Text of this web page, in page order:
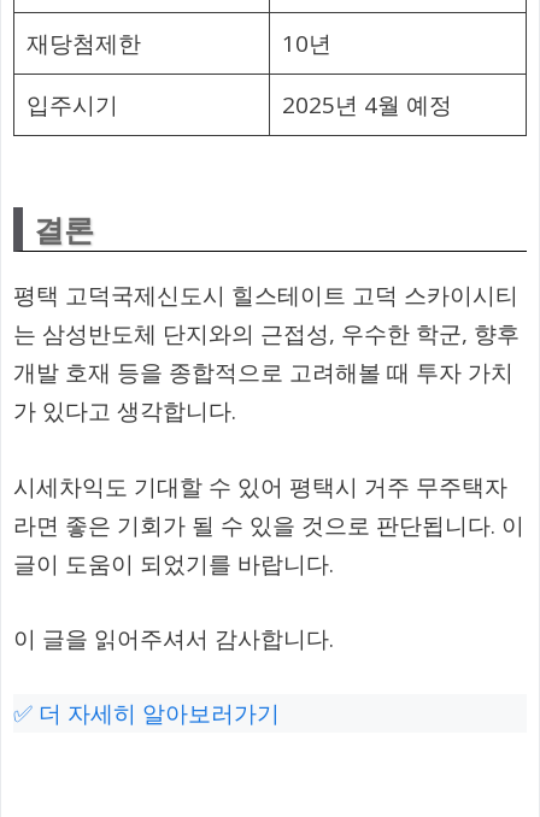
재당첨제한
10년
입주시기
2025년 4월 예정
결론
평택 고덕국제신도시 힐스테이트 고덕 스카이시티
는 삼성반도체 단지와의 근접성, 우수한 학군, 향후
개발 호재 등을 종합적으로 고려해볼 때 투자 가치
가 있다고 생각합니다.
시세차익도 기대할 수 있어 평택시 거주 무주택자
라면 좋은 기회가 될 수 있을 것으로 판단됩니다. 이
글이 도움이 되었기를 바랍니다.
이 글을 읽어주셔서 감사합니다.
✅ 더 자세히 알아보러가기